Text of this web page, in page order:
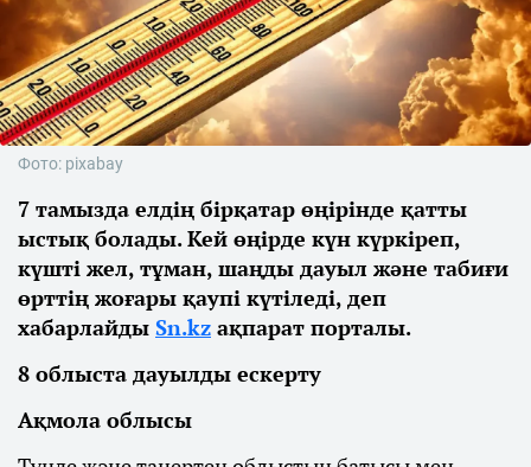
Фото: pixabay
7 тамызда елдің бірқатар өңірінде қатты
ыстық болады. Кей өңірде күн күркіреп,
күшті жел, тұман, шаңды дауыл және табиғи
өрттің жоғары қаупі күтіледі, деп
хабарлайды Sn.kz ақпарат порталы.
8 облыста дауылды ескерту
Ақмола облысы